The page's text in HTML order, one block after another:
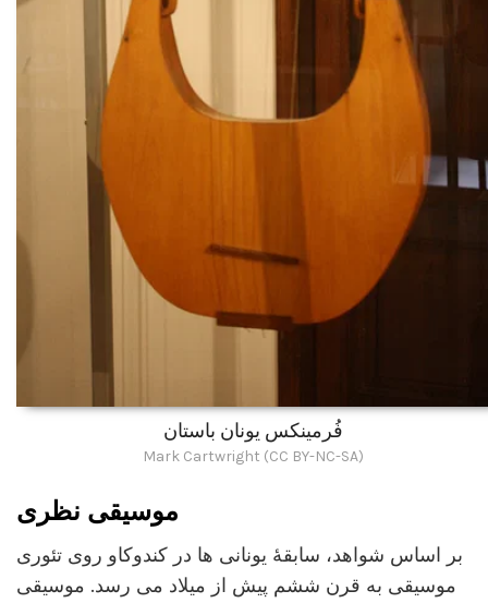
فُرمینکس یونان باستان
Mark Cartwright (CC BY-NC-SA)
موسیقی نظری
بر اساس شواهد، سابقۀ یونانی ها در کندوکاو روی تئوری
موسیقی به قرن ششم پیش از میلاد می رسد. موسیقی